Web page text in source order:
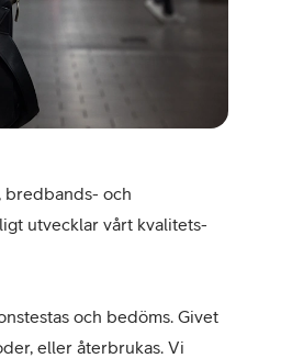
bredbands- och
utvecklar vårt kvalitets-
och bedöms. Givet
eller återbrukas. Vi